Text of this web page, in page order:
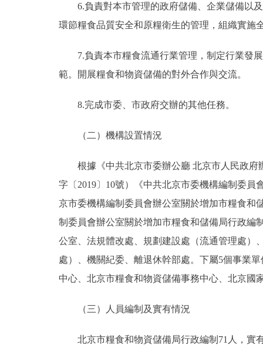
6.負責對本市管理的政府儲備、企業儲備以及
環節糧食品質安全和原糧衛生的管理，組織實施
7.負責本市糧食流通行業管理，制定行業發展
範。開展糧食和物資儲備的對外合作與交流。
8.完成市委、市政府交辦的其他任務。
（二）機構設置情況
根據《中共北京市委辦公廳 北京市人民政府
字〔2019〕10號）《中共北京市委機構編制委
京市委機構編制委員會辦公室關於增加市糧食和
制委員會辦公室關於增加市糧食和儲備局行政編
公室、法規體改處、規劃建設處（流通管理處）
處）、機關紀委、離退休幹部處。下屬5個事業
中心、北京市糧食和物資儲備事務中心、北京國
（三）人員編制及實有情況
北京市糧食和物資儲備局行政編制71人，實有